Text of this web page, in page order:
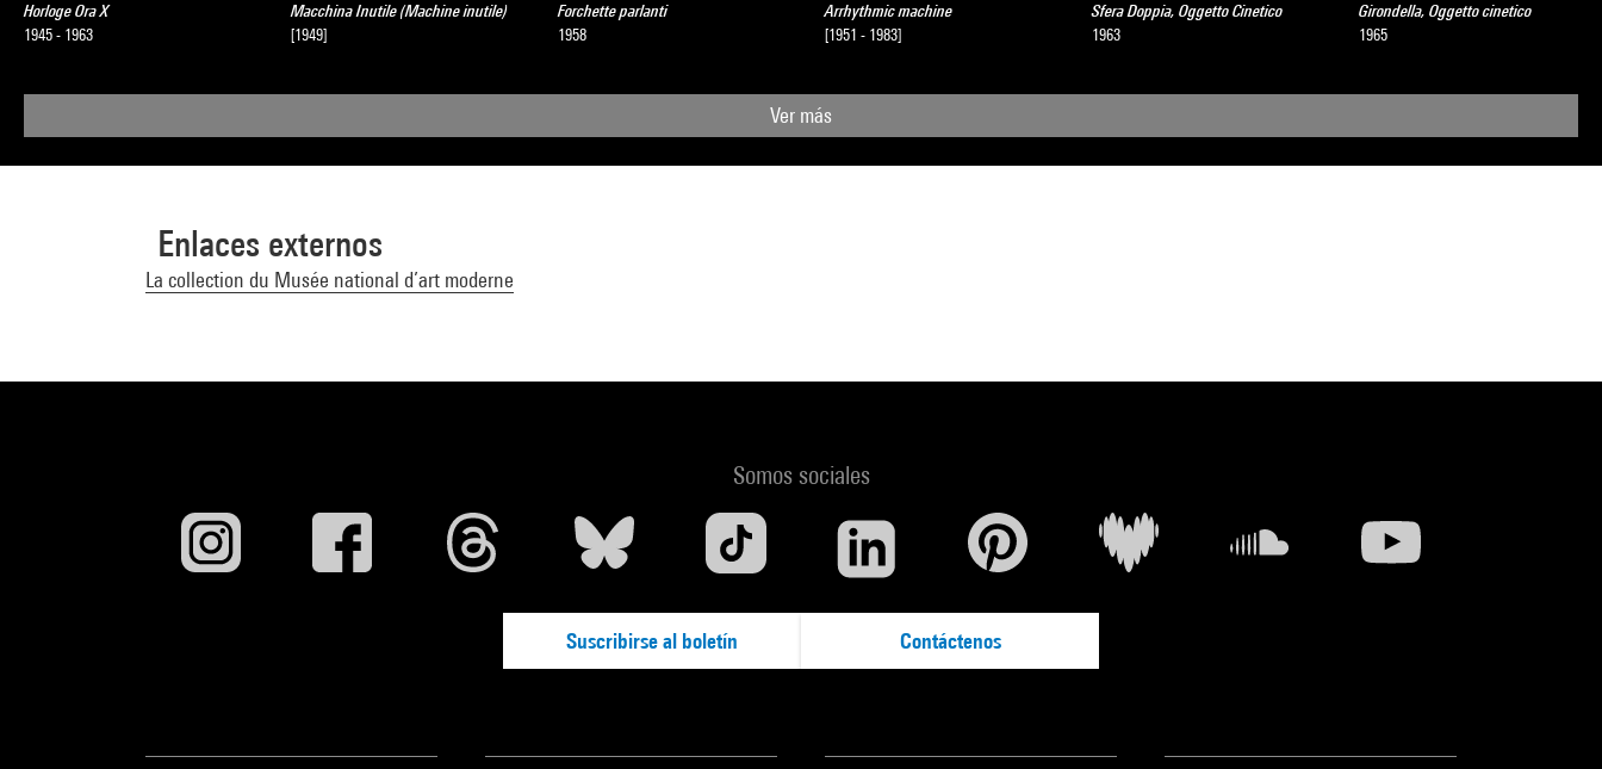
Horloge Ora X
1945 - 1963
Macchina Inutile (Machine inutile)
[1949]
Forchette parlanti
1958
Arrhythmic machine
[1951 - 1983]
Sfera Doppia, Oggetto Cinetico
1963
Girondella, Oggetto cinetico
1965
Ver más
Enlaces externos
La collection du Musée national d’art moderne
Somos sociales
Suscribirse al boletín Contáctenos